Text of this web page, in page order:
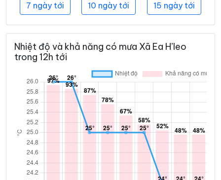
7 ngày tới 10 ngày tới 15 ngày tới
Nhiệt độ và khả năng có mưa Xã Ea H’leo
trong 12h tới